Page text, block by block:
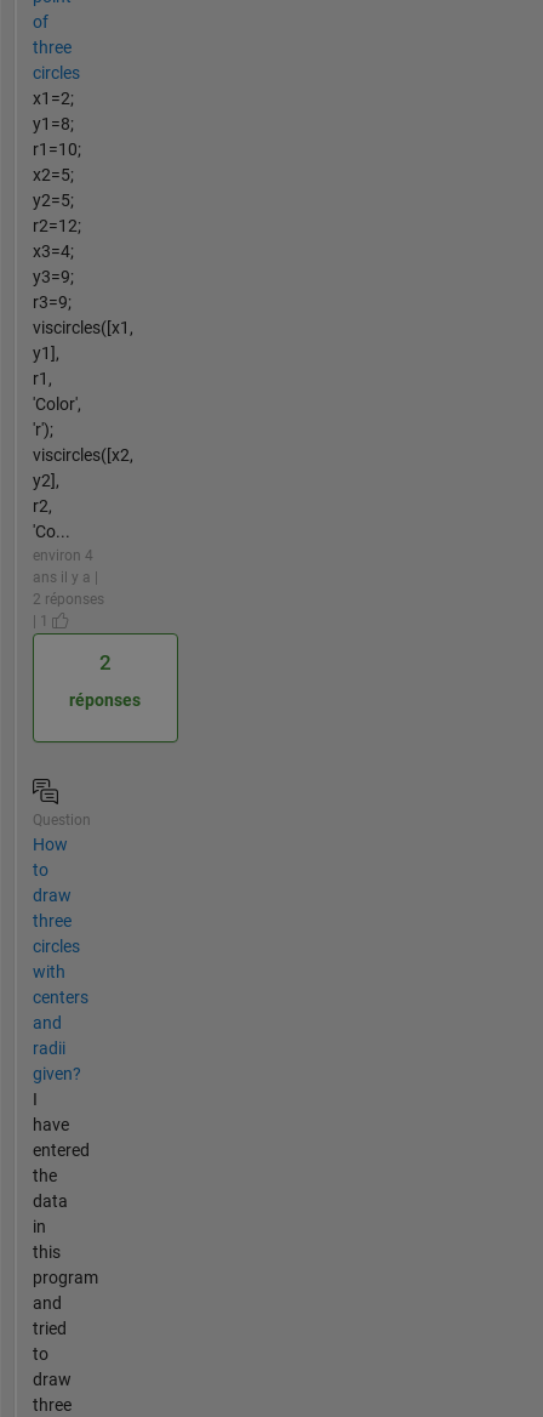
of
three
circles
x1=2;
y1=8;
r1=10;
x2=5;
y2=5;
r2=12;
x3=4;
y3=9;
r3=9;
viscircles([x1,
y1],
r1,
'Color',
'r');
viscircles([x2,
y2],
r2,
'Co...
environ 4
ans il y a |
2 réponses
| 1
2
réponses
Question
How
to
draw
three
circles
with
centers
and
radii
given?
I
have
entered
the
data
in
this
program
and
tried
to
draw
three